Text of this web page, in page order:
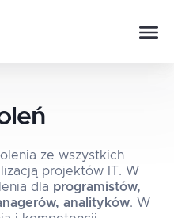
ze wszystkich
projektów IT. W
dla programistów,
analityków. W